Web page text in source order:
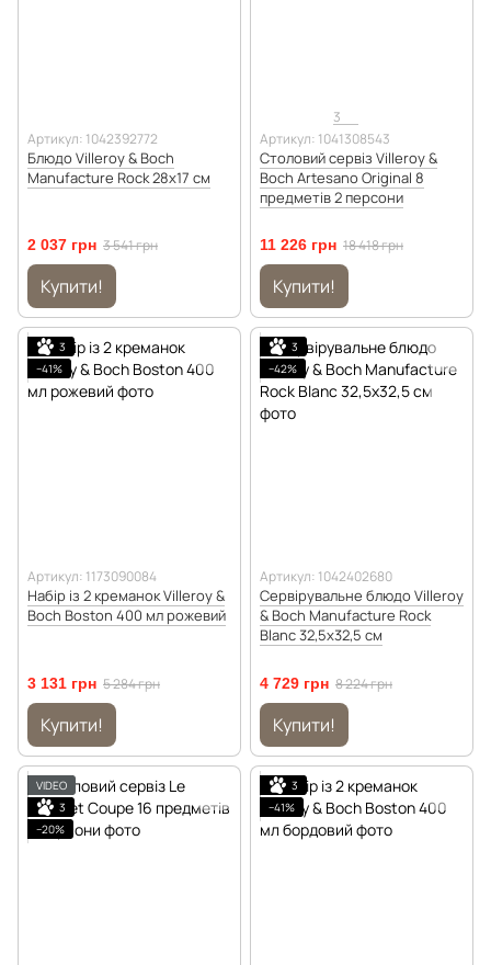
Артикул: 1042392772
Блюдо Villeroy & Boch
Manufacture Rock 28х17 см
2 037 грн 3 541 грн
Купити!
3
Артикул: 1041308543
Столовий сервіз Villeroy &
Boch Artesano Original 8
предметів 2 персони
11 226 грн 18 418 грн
Купити!
3
−41%
Артикул: 1173090084
Набір із 2 креманок Villeroy &
Boch Boston 400 мл рожевий
3 131 грн 5 284 грн
Купити!
3
−42%
Артикул: 1042402680
Сервірувальне блюдо Villeroy
& Boch Manufacture Rock
Blanc 32,5х32,5 см
4 729 грн 8 224 грн
Купити!
VIDEO
3
−20%
3
−41%